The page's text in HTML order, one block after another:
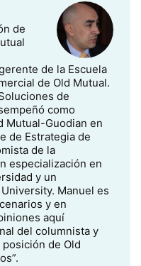
de
de la Escuela
de Old Mutual.
de
como
Mutual-Guodian en
de Estrategia de
de la
especialización en
y un
Manuel es
y en
aquí
del columnista y
de Old